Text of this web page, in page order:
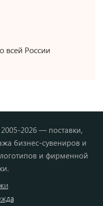
всей России
2026 — поставки,
бизнес-сувениров и
и фирменной